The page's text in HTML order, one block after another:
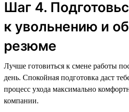
Шаг 4.
к увольнению и
резюме
Лучше готовиться к смене работы
день. Спокойная подготовка даст
процесс ухода максимально
компании.